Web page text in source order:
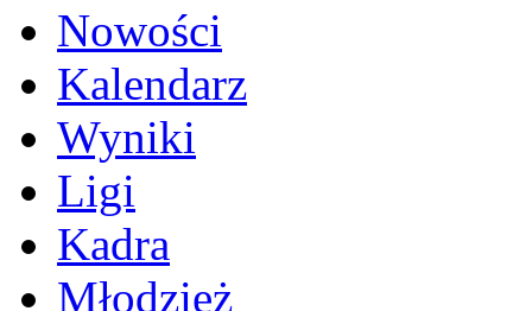
Nowości
Kalendarz
Wyniki
Ligi
Kadra
Młodzież